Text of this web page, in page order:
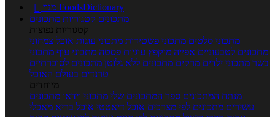

מנוי FoodsDictionary
מתכונים קטגוריות מתכונים
קטגוריות נפוצות
מתכוני סלטים מתכוני פשטידות מתכוני עוגות אוכל צמחוני
מתכונים לטבעוניים אפייה מוקפץ עוגיות פסטה מתכוני עוף מתכוני
בשר מתכוני ילדים מרקים מתכונים ללא גלוטן מתכונים לסוכרתיים
טרנדים בעולם האוכל
מיוחדים
מנתח המתכונים ספר המתכונים שלי מתכוני וידאו מתכונים
עשירים מתכונים לפי מצרכים אוכל דיאטטי אוכל בריא מאכלי